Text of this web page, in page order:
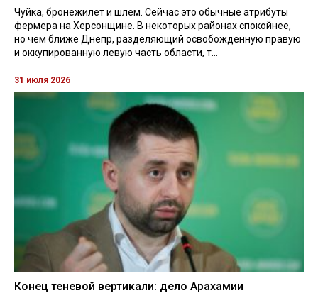
Чуйка, бронежилет и шлем. Сейчас это обычные атрибуты
фермера на Херсонщине. В некоторых районах спокойнее,
но чем ближе Днепр, разделяющий освобожденную правую
и оккупированную левую часть области, т...
31 июля 2026
Конец теневой вертикали: дело Арахамии